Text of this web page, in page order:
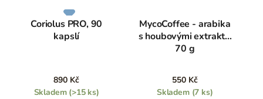
Coriolus PRO, 90
kapslí
890 Kč
Skladem (>15 ks)
MycoCoffee - arabika
s houbovými extrakty,
70 g
550 Kč
Skladem (7 ks)